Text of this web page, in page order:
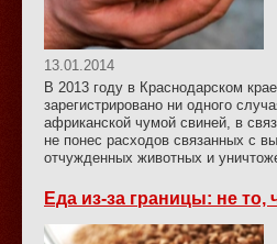
13.01.2014
В 2013 году в Краснодарском
зарегистрировано ни одного
африканской чумой свиней, в
не понес расходов связанных с
отчужденных животных и
Еда из-за границы: не то,